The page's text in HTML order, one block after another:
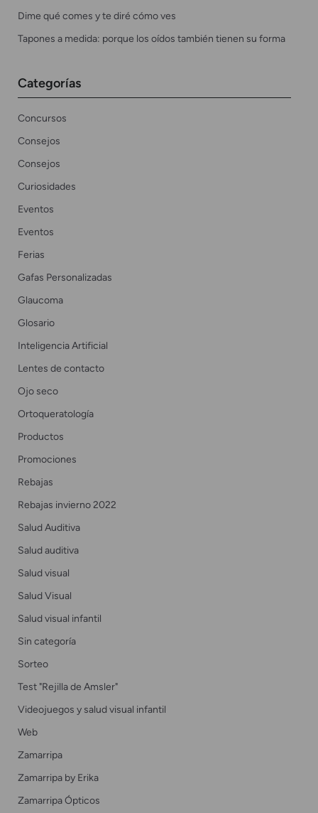
Dime qué comes y te diré cómo ves
Tapones a medida: porque los oídos también tienen su forma
Categorías
Concursos
Consejos
Consejos
Curiosidades
Eventos
Eventos
Ferias
Gafas Personalizadas
Glaucoma
Glosario
Inteligencia Artificial
Lentes de contacto
Ojo seco
Ortoqueratología
Productos
Promociones
Rebajas
Rebajas invierno 2022
Salud Auditiva
Salud auditiva
Salud visual
Salud Visual
Salud visual infantil
Sin categoría
Sorteo
Test "Rejilla de Amsler"
Videojuegos y salud visual infantil
Web
Zamarripa
Zamarripa by Erika
Zamarripa Ópticos